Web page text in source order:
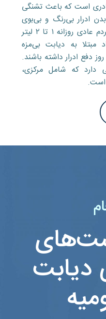
است که باعث تشنگی
ادرار بی‌رنگ و بی‌بوی
فراوانی تولید می‌کند. اکثر مردم عادی روزانه ۱ تا ۲ لیتر
مبتلا به دیابت بی‌مزه
۳ تا ۲۰ لیتر در روز دفع ادرار داشته باشند.
دارد که شامل مرکزی،
است.